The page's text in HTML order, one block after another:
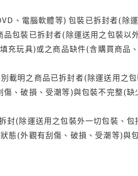
、電腦軟體等) 包裝已拆封者(除
包裝已拆封者(除運送用之包裝以
玩具)或之商品缺件(含購買商品
載明之商品已拆封者(除運送用之
、破損、受潮等)與包裝不完整(缺
封(除運送用之包裝外一切包裝、
態(外觀有刮傷、破損、受潮等)與